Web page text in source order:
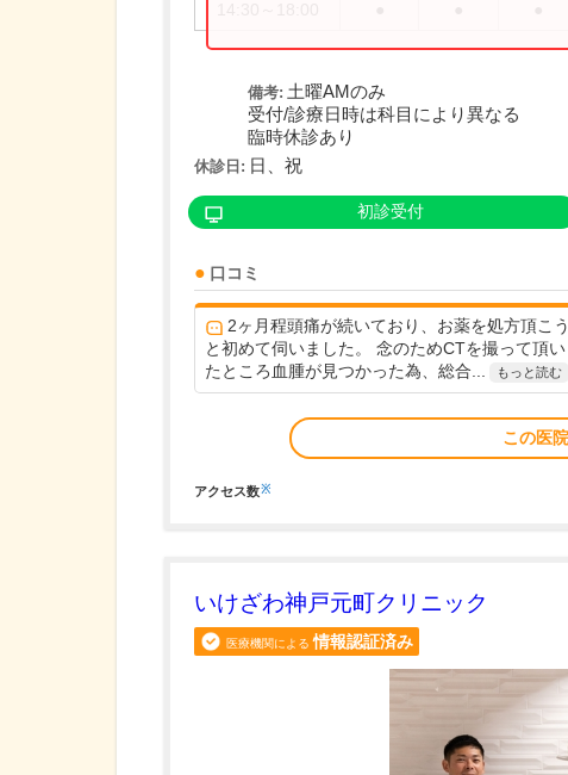
備考: 土曜AMのみ
受付/診療日時は科目により異なる
臨時休診あり
休診日: 日、祝
初診受付
口コミ
2ヶ月程頭痛が続いており、お薬を処方頂こう
と初めて伺いました。 念のためCTを撮って頂い
たところ血腫が見つかった為、総合...
もっと読む
この医
アクセス数※
いけざわ神戸元町クリニック
医療機関による 情報認証済み